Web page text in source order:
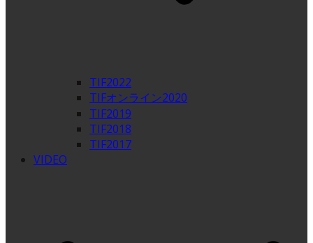
TIF2022
TIFオンライン2020
TIF2019
TIF2018
TIF2017
VIDEO